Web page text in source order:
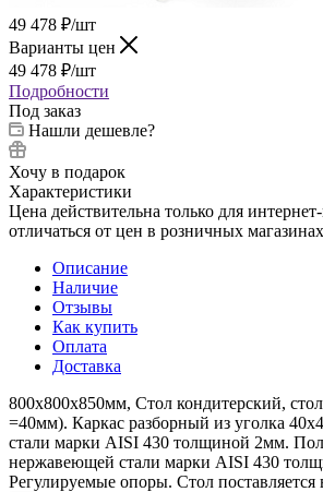
49 478 ₽/шт
Варианты цен
49 478 ₽/шт
Подробности
Под заказ
Нашли дешевле?
Хочу в подарок
Характеристики
Цена действительна только для
отличаться от цен в розничных магазинах
Описание
Наличие
Отзывы
Как купить
Оплата
Доставка
800х800х850мм, Стол кондитерский,
=40мм). Каркас разборный из уголка
стали марки AISI 430 толщиной 2мм.
нержавеющей стали марки AISI 430
Регулируемые опоры. Стол поставляется